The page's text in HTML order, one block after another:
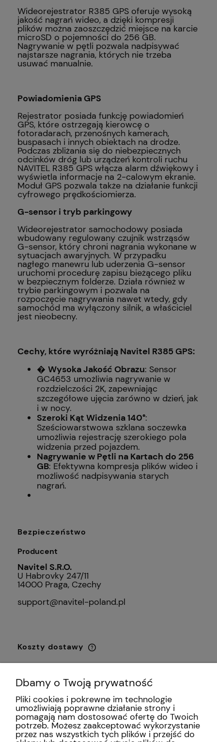
Wideorejestrator R385 GPS oferuje wysoką
jakość nagrań wideo, a dzięki kompresji
plików można zaoszczędzić miejsce na karcie
microSD o pojemności do 256 GB.
Nagrywanie w pętli pozwala nadpisywać
najstarsze nagrania, których nie trzeba
usuwać manualnie.
Powiadomienia GPS
Rejestrator posiada funkcję powiadomień
GPS, które ostrzegają kierowcę o
fotoradarach, przenośnych kamerach,
buspasach i innych obiektach na drodze.
Podczas zbliżania się do niebezpiecznych
odcinków dróg lub urządzeń kontroli ruchu
NAVITEL R385 GPS włącza alarm dźwiękowy i
wyświetla informacje na 2-calowym ekranie.
Moduł GPS pozwala także na działanie funkcji
cyfrowego prędkościomierza.
G-sensor i tryb parkingowy
Wideorejestrator samochodowy posiada
wbudowany regulowany czujnik wstrząsów
G-sensor, który chroni nagrania wykonane w
sytuacjach awaryjnych. W przypadku
nagłego manewru lub uderzenia G-sensor
uruchomi procedurę zapisu bieżącego pliku
w bezpiecznym folderze. Działa również w
trybie parkingowym i pozwala na
rozpoczęcie nagrywania nawet wtedy, gdy
samochód ma wyłączony silnik, a właściciel
jest nieobecny.
Cechy, które wyróżniają Navitel R385 GPS:
� Wysoka Jakość Obrazu: Sensor
GC4653 umożliwia nagrywanie w
rozdzielczości 2K, zapewniając
szczegółowe ujęcia zarówno w dzień, jak
i w nocy.
Szeroki Kąt Widzenia 140°:
Sześciowarstwowa szklana soczewka
umożliwia rejestrację szerokiego pola
widzenia przed pojazdem.
Nagrywanie w Pętli na Kartach do 256
GB: Efektywna kompresja plików wideo i
możliwość nadpisywania starych
nagrań.
Bezpieczeństwo
Producent
Navitel S.R.O.
U Habrovky 247/11
14000 Praga, Czechy
support@navitel-poland.pl
Koszty dostawy
Cena nie zawiera ewentualnych kosztów
płatności
Przesyłka kurierska DHL
0,00 zł
Odbiór osobisty(Al. Krakowska
213, 02-180 Warszawa)
0,00 zł
Dbamy o Twoją prywatność
Pliki cookies i pokrewne im technologie
umożliwiają poprawne działanie strony i
pomagają nam dostosować ofertę do Twoich
potrzeb. Możesz zaakceptować wykorzystanie
przez nas wszystkich tych plików i przejść do